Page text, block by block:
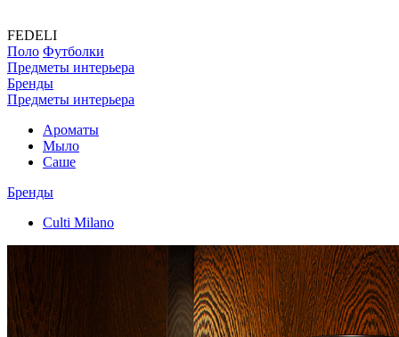
FEDELI
Поло Футболки
Предметы интерьера
Бренды
Предметы интерьера
Ароматы
Мыло
Саше
Бренды
Culti Milano